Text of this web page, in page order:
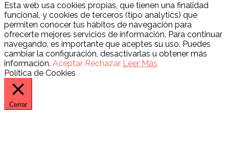
Esta web usa cookies propias, que tienen una finalidad
funcional, y cookies de terceros (tipo analytics) que
permiten conocer tus hábitos de navegación para
ofrecerte mejores servicios de información. Para continuar
navegando, es importante que aceptes su uso. Puedes
cambiar la configuración, desactivarlas u obtener más
información. Aceptar Rechazar Leer Más
Política de Cookies
Cerrar